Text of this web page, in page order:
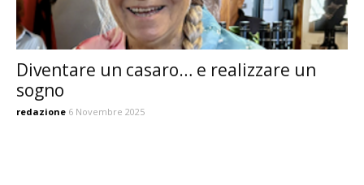
Diventare un casaro… e realizzare un
sogno
redazione 6 Novembre 2025